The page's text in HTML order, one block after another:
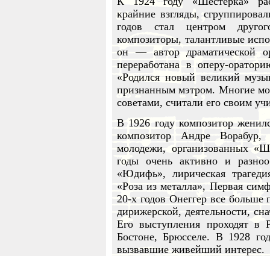
крайние взгляды,
годов стал центром
композиторы, талантливые
он — автор драматической
переработана в оперу-
«Родился новый великий
признанным мэтром. Многие
советами, считали его своим
В 1926 году композитор
композитор Андре Ворабур,
молодежи, организованных
годы очень активно и
«Юдифь», лирическая
«Роза из металла», Первая
20-х годов Онеггер все больше
дирижерской, деятельности,
Его выступления проходят
Бостоне, Брюсселе. В 1928
вызвавшие живейший интерес.